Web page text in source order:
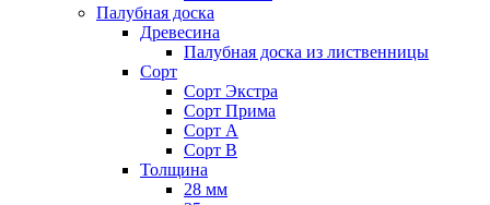
Палубная доска
Древесина
Палубная доска из лиственницы
Сорт
Сорт Экстра
Сорт Прима
Сорт A
Сорт B
Толщина
28 мм